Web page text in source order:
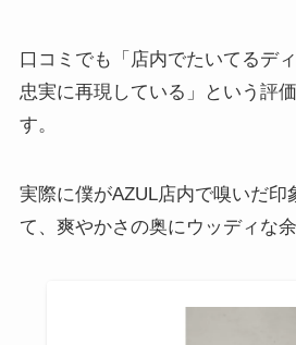
口コミでも「店内でたいてるデ
忠実に再現している」という評
す。
実際に僕がAZUL店内で嗅いだ印
て、爽やかさの奥にウッディな